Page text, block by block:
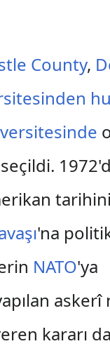
County,
'na
NATO'ya
kararı